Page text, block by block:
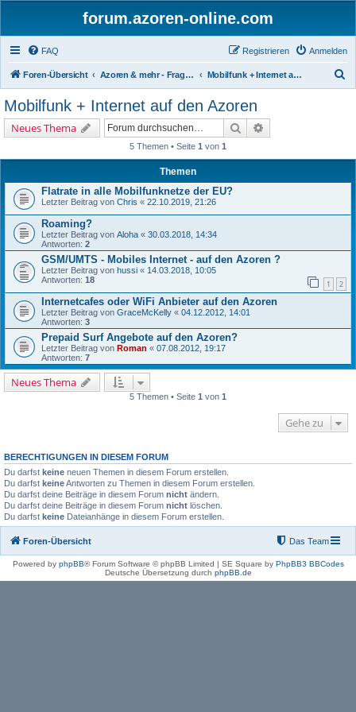
forum.azoren-online.com
FAQ Anmelden
Registrieren
Foren-Übersicht Azoren & mehr - Fragen und Antworten zu allgemeinen Themen rund um die 9 Inseln Mobilfunk + Internet auf den Azoren
Mobilfunk + Internet auf den Azoren
Neues Thema Suche
5 Themen • Seite 1 von 1
Themen
Flatrate in alle Mobilfunknetze der EU?
Letzter Beitrag von Chris « 22.10.2019, 21:26
Roaming?
Letzter Beitrag von Aloha « 30.03.2018, 14:34
Antworten: 2
GSM/UMTS - Mobiles Internet - auf den Azoren ?
Letzter Beitrag von hussi « 14.03.2018, 10:05
Antworten: 18 1 2
Internetcafes oder WiFi Anbieter auf den Azoren
Letzter Beitrag von GraceMcKelly « 04.12.2012, 14:01
Antworten: 3
Prepaid Surf Angebote auf den Azoren?
Letzter Beitrag von Roman « 07.08.2012, 19:17
Antworten: 7
Neues Thema
5 Themen • Seite 1 von 1
Gehe zu
BERECHTIGUNGEN IN DIESEM FORUM
Du darfst keine neuen Themen in diesem Forum erstellen.
Du darfst keineAntworten zu Themen in diesem Forum erstellen.
Du darfst deine Beiträge in diesem Forum nicht ändern.
Du darfst deine Beiträge in diesem Forum nicht löschen.
Du darfst keine Dateianhänge in diesem Forum erstellen.
Foren-Übersicht Das Team
Powered by phpBB® Forum Software © phpBB Limited | SE Square by PhpBB3 BBCodes
Deutsche Übersetzung durch phpBB.de